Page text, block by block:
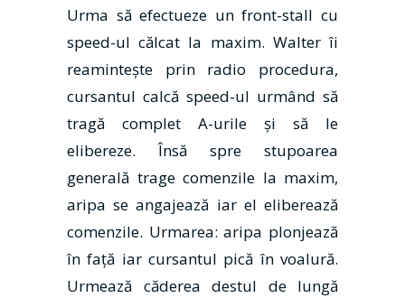
Urma să efectueze un front-stall cu
speed-ul călcat la maxim. Walter îi
reaminteşte prin radio procedura,
cursantul calcă speed-ul urmând să
tragă complet A-urile şi să le
elibereze. Însă spre stupoarea
generală trage comenzile la maxim,
aripa se angajează iar el eliberează
comenzile. Urmarea: aripa plonjează
în faţă iar cursantul pică în voalură.
Urmează căderea destul de lungă